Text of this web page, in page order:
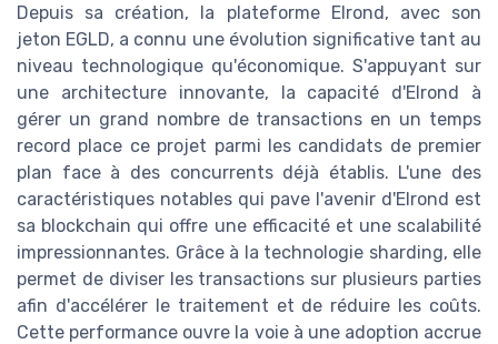
Depuis sa création, la plateforme Elrond, avec son
jeton EGLD, a connu une évolution significative tant au
niveau technologique qu'économique. S'appuyant sur
une architecture innovante, la capacité d'Elrond à
gérer un grand nombre de transactions en un temps
record place ce projet parmi les candidats de premier
plan face à des concurrents déjà établis. L'une des
caractéristiques notables qui pave l'avenir d'Elrond est
sa blockchain qui offre une efficacité et une scalabilité
impressionnantes. Grâce à la technologie sharding, elle
permet de diviser les transactions sur plusieurs parties
afin d'accélérer le traitement et de réduire les coûts.
Cette performance ouvre la voie à une adoption accrue